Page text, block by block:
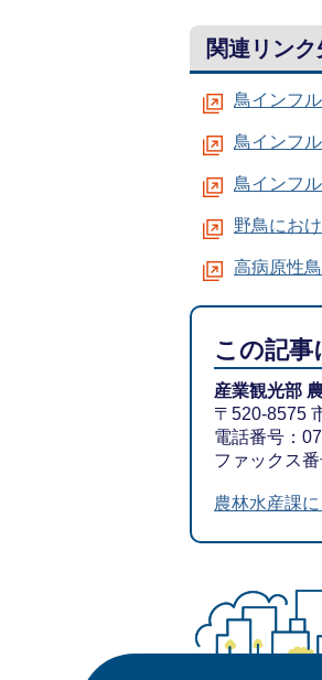
関連リンク
鳥インフ
鳥インフ
鳥インフ
野鳥にお
高病原性
この記
産業観光部
〒520-8575
電話番号：
ファックス
農林水産課